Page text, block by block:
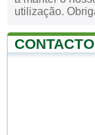
utilização.
CONTACTO